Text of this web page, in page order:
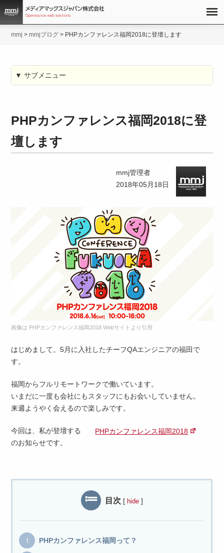
mmj >mmjブログ > PHPカンファレンス福岡2018に登壇します
▼ サブメニュー
PHPカンファレンス福岡2018に登
壇します
mmj管理者
2018年05月18日
画像は PHPカンファレンス福岡2018 Webサイトより引用
はじめまして。5月に入社したチーフQAエンジニアの福田で
す。
福岡からフルリモートワークで働いています。
いまだに一度も会社にもスタッフにもお会いしていません。
来週ようやく会えるので楽しみです。
今回は、私が登壇する
PHPカンファレンス福岡2018
のお知らせです。
目次 [ hide ]
PHPカンファレンス福岡って？